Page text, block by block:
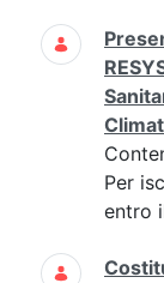
Per
entro